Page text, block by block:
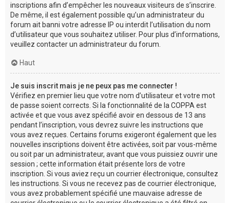
inscriptions afin d’empêcher les nouveaux visiteurs de s’inscrire.
De même, il est également possible qu’un administrateur du
forum ait banni votre adresse IP ou interdit l’utilisation du nom
d’utilisateur que vous souhaitez utiliser. Pour plus d’informations,
veuillez contacter un administrateur du forum.
Haut
Je suis inscrit mais je ne peux pas me connecter !
Vérifiez en premier lieu que votre nom d’utilisateur et votre mot
de passe soient corrects. Si la fonctionnalité de la COPPA est
activée et que vous avez spécifié avoir en dessous de 13 ans
pendant l’inscription, vous devrez suivre les instructions que
vous avez reçues. Certains forums exigeront également que les
nouvelles inscriptions doivent être activées, soit par vous-même
ou soit par un administrateur, avant que vous puissiez ouvrir une
session ; cette information était présente lors de votre
inscription. Si vous aviez reçu un courrier électronique, consultez
les instructions. Si vous ne recevez pas de courrier électronique,
vous avez probablement spécifié une mauvaise adresse de